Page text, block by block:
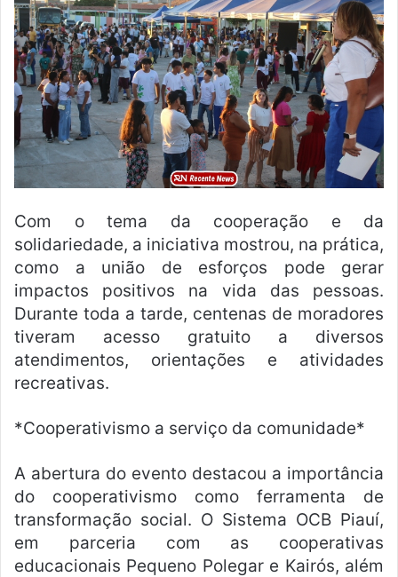
Com o tema da cooperação e da
solidariedade, a iniciativa mostrou, na prática,
como a união de esforços pode gerar
impactos positivos na vida das pessoas.
Durante toda a tarde, centenas de moradores
tiveram acesso gratuito a diversos
atendimentos, orientações e atividades
recreativas.
*Cooperativismo a serviço da comunidade*
A abertura do evento destacou a importância
do cooperativismo como ferramenta de
transformação social. O Sistema OCB Piauí,
em parceria com as cooperativas
educacionais Pequeno Polegar e Kairós, além